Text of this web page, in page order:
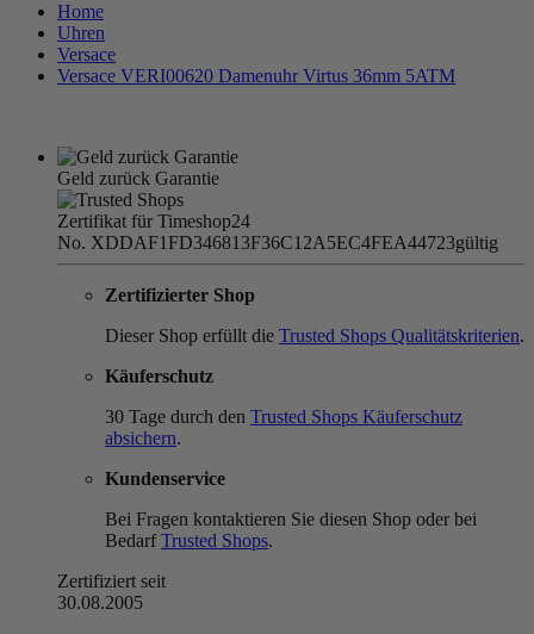
Home
Uhren
Versace
Versace VERI00620 Damenuhr Virtus 36mm 5ATM
Geld zurück Garantie
Zertifikat für Timeshop24
No. XDDAF1FD346813F36C12A5EC4FEA44723gültig
Zertifizierter Shop
Dieser Shop erfüllt die Trusted Shops Qualitätskriterien.
Käuferschutz
30 Tage durch den Trusted Shops Käuferschutz
absichern.
Kundenservice
Bei Fragen kontaktieren Sie diesen Shop oder bei
BedarfTrusted Shops.
Zertifiziert seit
30.08.2005